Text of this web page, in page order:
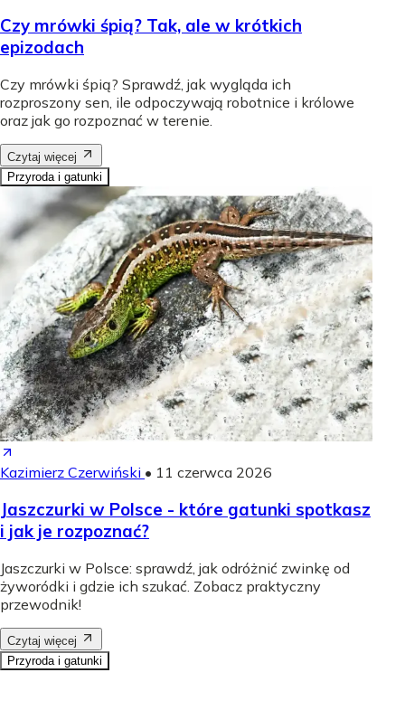
Czy mrówki śpią? Tak, ale w krótkich
epizodach
Czy mrówki śpią? Sprawdź, jak wygląda ich
rozproszony sen, ile odpoczywają robotnice i królowe
oraz jak go rozpoznać w terenie.
Czytaj więcej
Przyroda i gatunki
Kazimierz Czerwiński • 11 czerwca 2026
Jaszczurki w Polsce - które gatunki spotkasz
i jak je rozpoznać?
Jaszczurki w Polsce: sprawdź, jak odróżnić zwinkę od
żyworódki i gdzie ich szukać. Zobacz praktyczny
przewodnik!
Czytaj więcej
Przyroda i gatunki